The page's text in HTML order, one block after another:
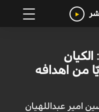
الكيان
من اهدافه
امير عبداللهيان